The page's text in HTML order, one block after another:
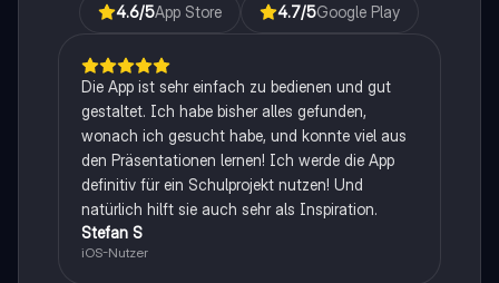
4.6/5App Store 4.7/5Google Play
Die App ist sehr einfach zu bedienen und gut
gestaltet. Ich habe bisher alles gefunden,
wonach ich gesucht habe, und konnte viel aus
den Präsentationen lernen! Ich werde die App
definitiv für ein Schulprojekt nutzen! Und
natürlich hilft sie auch sehr als Inspiration.
Stefan S
iOS-Nutzer